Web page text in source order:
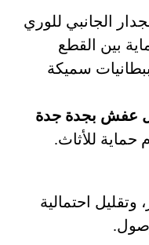
الجانبي للوري
بين القطع
سميكة
عفش بجدة جدة
للأثاث.
احتمالية